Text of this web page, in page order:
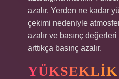
azalır. Yerden ne kadar
çekimi nedeniyle
azalır ve basınç değerleri
arttıkça basınç azalır.
YÜKSEKLIK